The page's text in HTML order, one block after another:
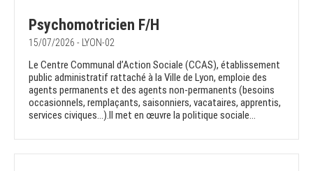
Psychomotricien F/H
15/07/2026 - LYON-02
Le Centre Communal d’Action Sociale (CCAS), établissement
public administratif rattaché à la Ville de Lyon, emploie des
agents permanents et des agents non-permanents (besoins
occasionnels, remplaçants, saisonniers, vacataires, apprentis,
services civiques…).Il met en œuvre la politique sociale...